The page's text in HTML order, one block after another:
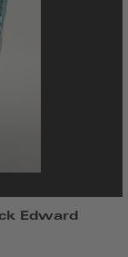
Edward